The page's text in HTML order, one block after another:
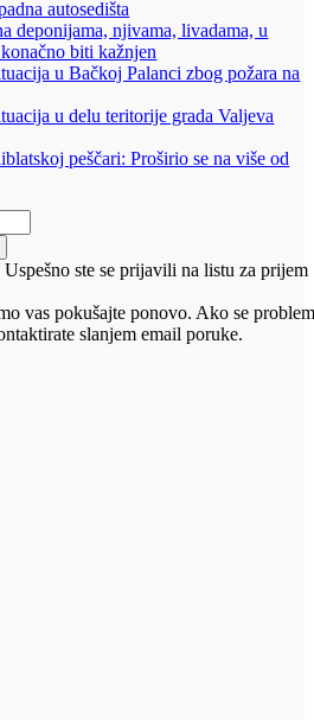
autosedišta
deponijama, njivama, livadama, u
biti kažnjen
u Bačkoj Palanci zbog požara na
u delu teritorije grada Valjeva
peščari: Proširio se na više od
ste se prijavili na listu za prijem
vas pokušajte ponovo. Ako se
slanjem email poruke.